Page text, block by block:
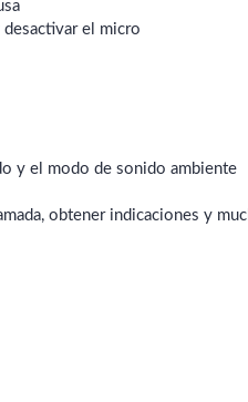
desactivar el micro
y el modo de sonido ambiente
obtener indicaciones y